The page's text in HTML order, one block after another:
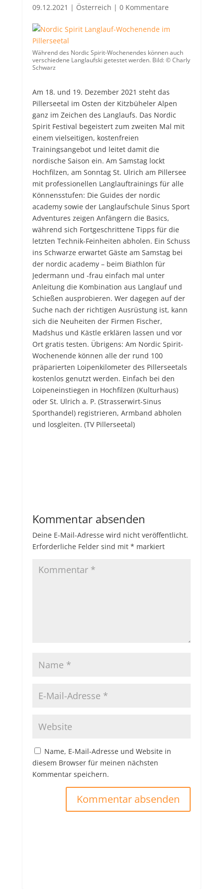
09.12.2021 | Österreich | 0 Kommentare
Während des Nordic Spirit-Wochenendes können auch
verschiedene Langlaufski getestet werden. Bild: © Charly
Schwarz
Am 18. und 19. Dezember 2021 steht das
Pillerseetal im Osten der Kitzbüheler Alpen
ganz im Zeichen des Langlaufs. Das Nordic
Spirit Festival begeistert zum zweiten Mal mit
einem vielseitigen, kostenfreien
Trainingsangebot und leitet damit die
nordische Saison ein. Am Samstag lockt
Hochfilzen, am Sonntag St. Ulrich am Pillersee
mit professionellen Langlauftrainings für alle
Könnensstufen: Die Guides der nordic
academy sowie der Langlaufschule Sinus Sport
Adventures zeigen Anfängern die Basics,
während sich Fortgeschrittene Tipps für die
letzten Technik-Feinheiten abholen. Ein Schuss
ins Schwarze erwartet Gäste am Samstag bei
der nordic academy – beim Biathlon für
Jedermann und -frau einfach mal unter
Anleitung die Kombination aus Langlauf und
Schießen ausprobieren. Wer dagegen auf der
Suche nach der richtigen Ausrüstung ist, kann
sich die Neuheiten der Firmen Fischer,
Madshus und Kästle erklären lassen und vor
Ort gratis testen. Übrigens: Am Nordic Spirit-
Wochenende können alle der rund 100
präparierten Loipenkilometer des Pillerseetals
kostenlos genutzt werden. Einfach bei den
Loipeneinstiegen in Hochfilzen (Kulturhaus)
oder St. Ulrich a. P. (Strasserwirt-Sinus
Sporthandel) registrieren, Armband abholen
und losgleiten. (TV Pillerseetal)
Kommentar absenden
Deine E-Mail-Adresse wird nicht veröffentlicht.
Erforderliche Felder sind mit * markiert
Name, E-Mail-Adresse und Website in
diesem Browser für meinen nächsten
Kommentar speichern.